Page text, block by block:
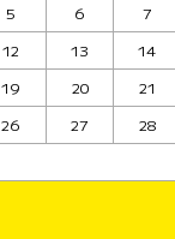
5 6 7
12 13 14
19 20 21
26 27 28